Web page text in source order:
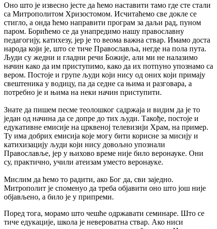
Оно што је извесно јесте да ћемо наставити тамо где сте стали
са Митрополитом Хризостомом. Исчитаћемо све докле се
стигло, а онда ћемо направити програм за даљи рад, пуном
паром. Борићемо се да унапредимо нашу православну
педагогију, катихезу, јер је то веома важна ствар. Имамо доста
народа који је, што се тиче Православља, негде на пола пута.
Људи су жедни и гладни речи Божије, али ми не налазимо
начин како да им приступимо, како да их потпуно упознамо са
вером. Постоје и групе људи који нису од оних који примају
свештеника у водицу, па да седне са њима и разговара, а
потребно је и њима на неки начин приступити.
Знате да пишем песме теолошког садржаја и видим да је то
један од начина да се допре до тих људи. Такође, постоје и
едукативне емисије на црквеној телевизији Храм, на пример.
Ту има добрих емисија које могу бити корисне за мисију и
катихизацију људи који нису довољно упознали
Православље, јер у њихово време није било веронауке. Они
су, практично, учили атеизам уместо веронауке.
Мислим да ћемо то радити, ако Бог да, сви заједно.
Митрополит је споменуо да треба објавити оно што још није
објављено, а било је у припреми.
Поред тога, морамо што чешће одржавати семинаре. Што се
тиче едукације, школа је невероватна ствар. Ако ниси